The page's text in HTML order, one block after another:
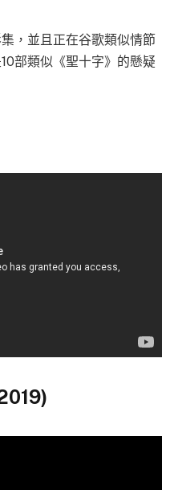
，並且正在谷歌類似情節
部類似《聖十字》的懸疑